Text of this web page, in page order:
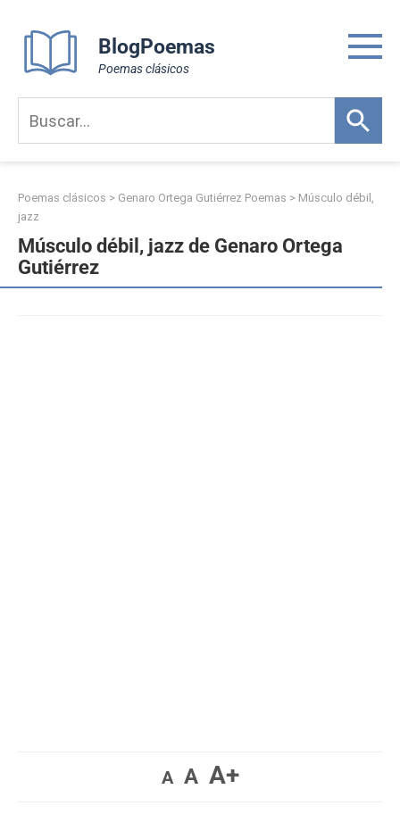
content
BlogPoemas
Poemas clásicos
Poemas clásicos > Genaro Ortega Gutiérrez Poemas > Músculo débil,
jazz
Músculo débil, jazz de Genaro Ortega
Gutiérrez
A A A+